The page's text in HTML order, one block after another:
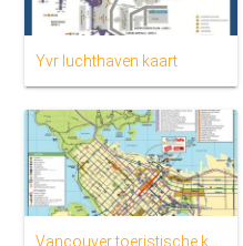
Yvr luchthaven kaart